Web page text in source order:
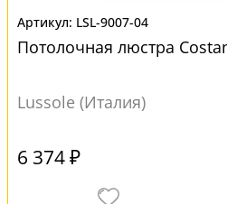
LSL-9007-04
Потолочная люстра
Lussole (Италия)
6 374 ₽